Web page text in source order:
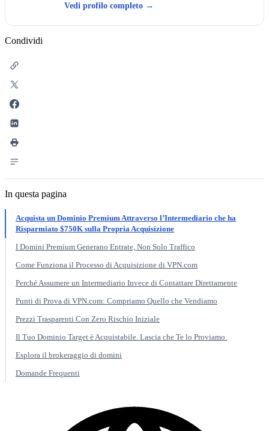
Vedi profilo completo →
Condividi
In questa pagina
Acquista un Dominio Premium Attraverso l’Intermediario che ha
Risparmiato $750K sulla Propria Acquisizione
I Domini Premium Generano Entrate, Non Solo Traffico
Come Funziona il Processo di Acquisizione di VPN.com
Perché Assumere un Intermediario Invece di Contattare Direttamente
Punti di Prova di VPN.com: Compriamo Quello che Vendiamo
Prezzi Trasparenti Con Zero Rischio Iniziale
Il Tuo Dominio Target è Acquistabile. Lascia che Te lo Proviamo.
Esplora il brokeraggio di domini
Domande Frequenti